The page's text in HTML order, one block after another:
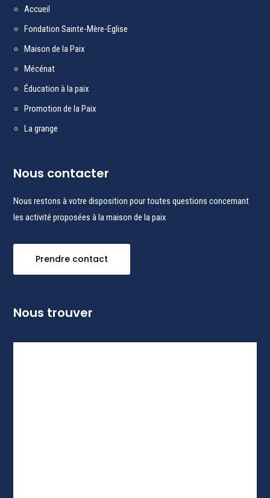
Accueil
Fondation Sainte-Mère-Eglise
Maison de la Paix
Mécénat
Éducation à la paix
Promotion de la Paix
La grange
Nous contacter
Nous restons à votre disposition pour toutes questions concernant
les activité proposées à la maison de la paix
Prendre contact
Nous trouver